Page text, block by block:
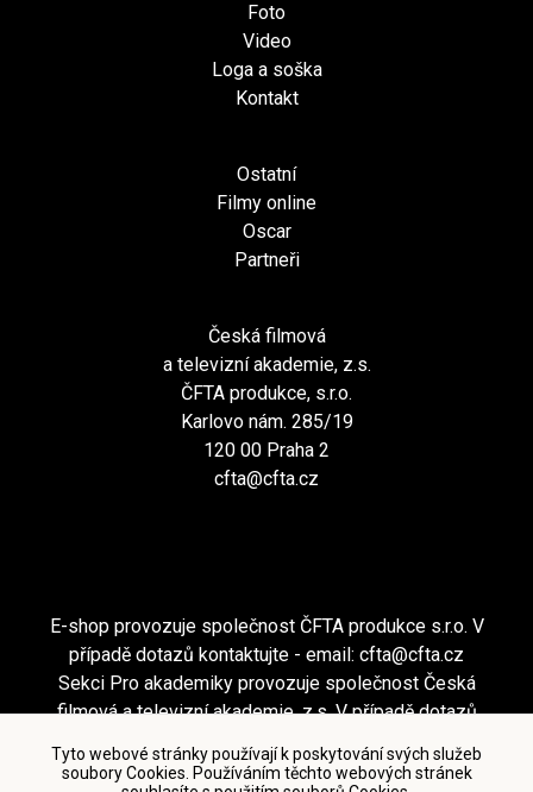
Tyto webové stránky používají k poskytování svých služeb
soubory Cookies. Používáním těchto webových stránek
Foto
Video
Loga a soška
Kontakt
Ostatní
Filmy online
Oscar
Partneři
Česká filmová
a televizní akademie, z.s.
ČFTA produkce, s.r.o.
Karlovo nám. 285/19
120 00 Praha 2
cfta@cfta.cz
E-shop provozuje společnost ČFTA produkce s.r.o. V
případě dotazů kontaktujte - email: cfta@cfta.cz
Sekci Pro akademiky provozuje společnost Česká
filmová a televizní akademie, z.s. V případě dotazů